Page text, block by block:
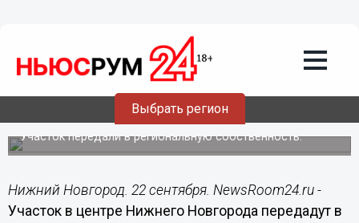
Выбрать регион
Гостиничный комплекс планируют
построить на улице Шевченко в
Нижнем Новгороде
Участок передали в региональную собственность.
Нижний Новгород. 22 сентября. NewsRoom24.ru -
Участок в центре Нижнего Новгорода передадут в